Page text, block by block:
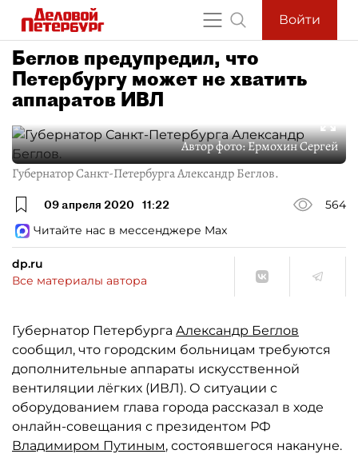
Войти
Беглов предупредил, что
Петербургу может не хватить
аппаратов ИВЛ
Автор фото:Ермохин Сергей
Губернатор Санкт-Петербурга Александр Беглов.
09 апреля 2020 11:22
564
Читайте нас в мессенджере Max
dp.ru
Все материалы автора
Губернатор Петербурга Александр Беглов
сообщил, что городским больницам требуются
дополнительные аппараты искусственной
вентиляции лёгких (ИВЛ). О ситуации с
оборудованием глава города рассказал в ходе
онлайн-совещания с президентом РФ
Владимиром Путиным, состоявшегося накануне.